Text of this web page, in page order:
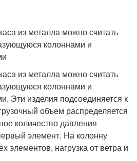
из металла можно считать
колоннами и
из металла можно считать
колоннами и
Эти изделия подсоединяется к
объем распределяется
количество давления
элемент. На колонну
элементов, нагрузка от ветра и